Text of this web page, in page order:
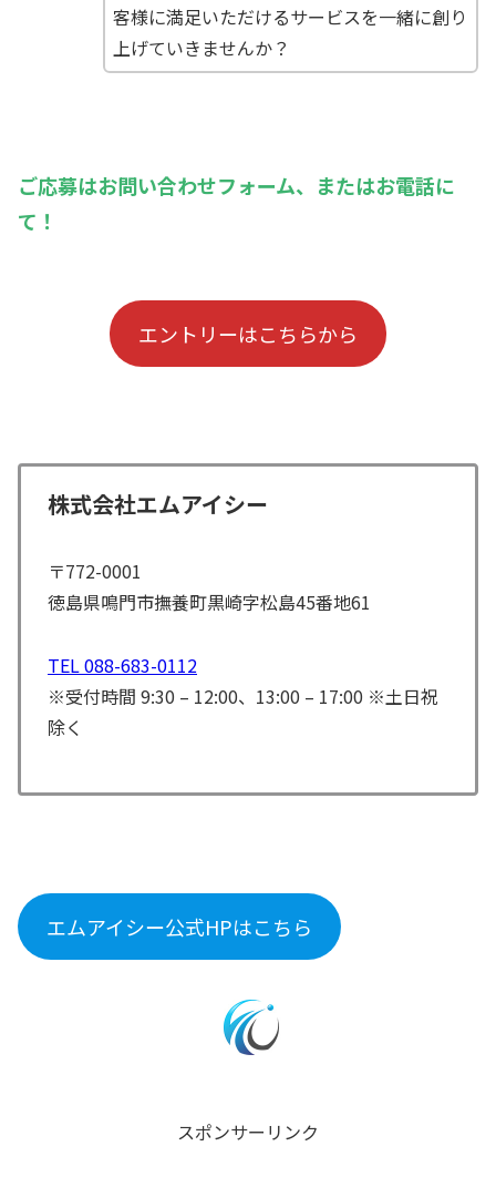
客様に満足いただけるサービスを一緒に創り
上げていきませんか？
ご応募はお問い合わせフォーム、またはお電話に
て！
エントリーはこちらから
株式会社エムアイシー
〒772-0001
徳島県鳴門市撫養町黒崎字松島45番地61
TEL 088-683-0112
※受付時間 9:30 – 12:00、13:00 – 17:00 ※土日祝
除く
エムアイシー公式HPはこちら
スポンサーリンク